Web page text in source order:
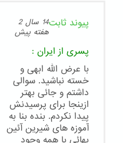
پیوند ثابت
14 سال 2
هفته پیش
پسری از ایران :
با عرض الله ابهی و
خسته نباشید. سوالی
داشتم و جائی بهتر
ازینجا برای پرسیدنش
پیدا نکردم. بنده بنا به
آموزه های شیرین آئین
بهائی با همه وجود